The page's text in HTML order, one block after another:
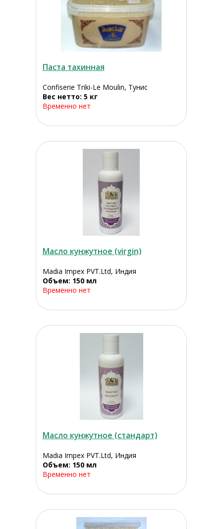
Паста тахинная
Confiserie Triki-Le Moulin, Тунис
Вес нетто: 5 кг
Временно нет
Масло кунжутное (virgin)
Madia Impex PVT.Ltd, Индия
Объем: 150 мл
Временно нет
Масло кунжутное (стандарт)
Madia Impex PVT.Ltd, Индия
Объем: 150 мл
Временно нет